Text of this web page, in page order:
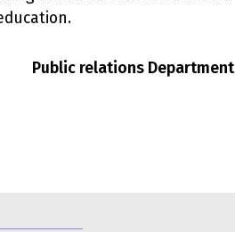
Public relations Department